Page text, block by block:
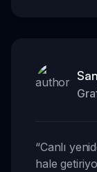
“Canlı
hale